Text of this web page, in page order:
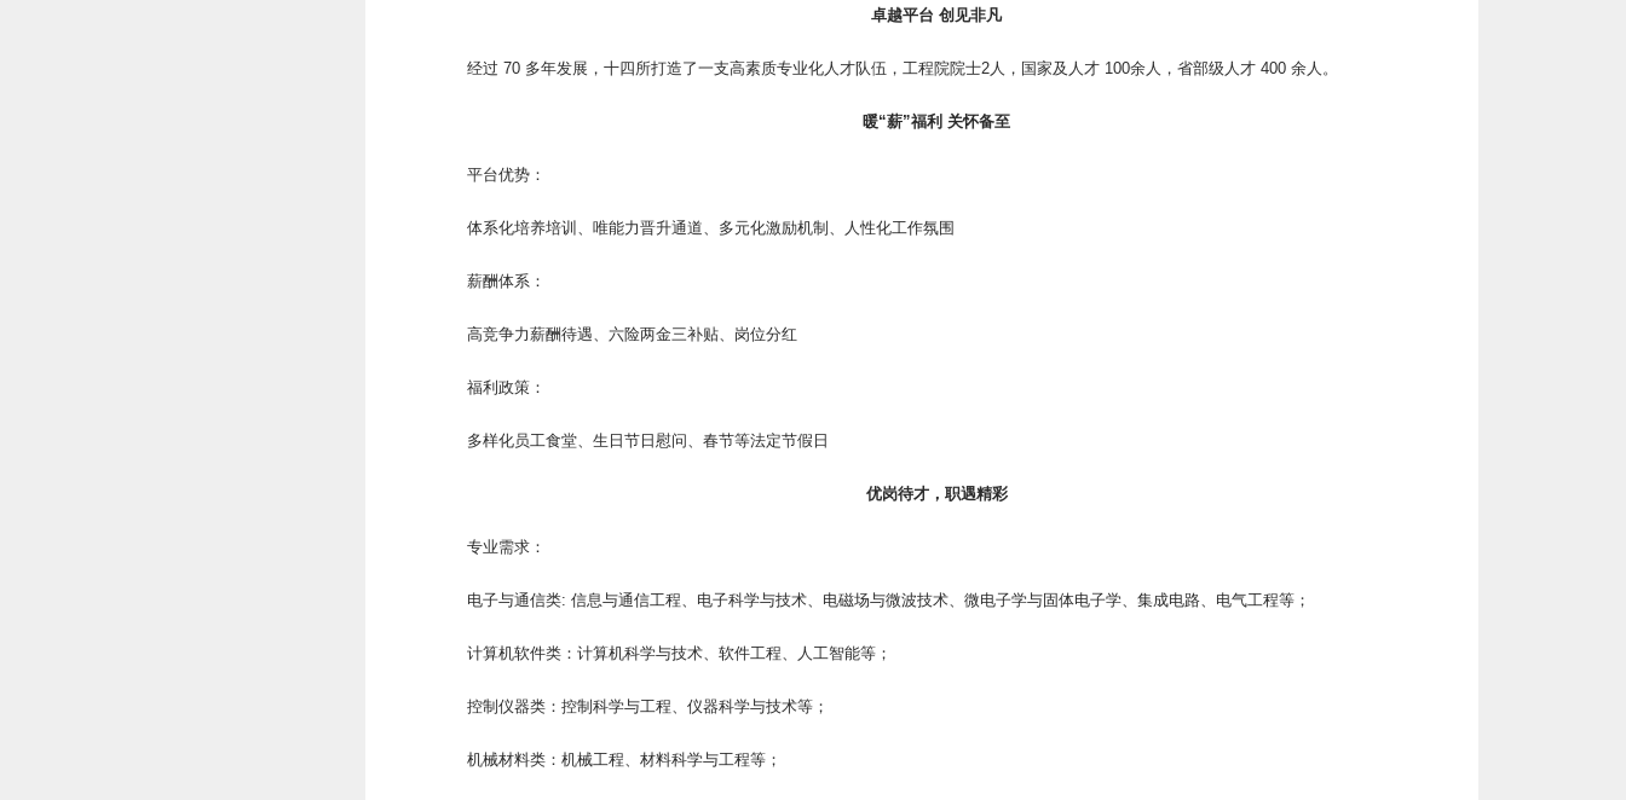
卓越平台 创见非凡
经过 70 多年发展，十四所打造了一支高素质专业化人才队伍，工程院院士2人，国家及人才 100余人，省部级人才 400 余人。
暖“薪”福利 关怀备至
平台优势：
体系化培养培训、唯能力晋升通道、多元化激励机制、人性化工作氛围
薪酬体系：
高竞争力薪酬待遇、六险两金三补贴、岗位分红
福利政策：
多样化员工食堂、生日节日慰问、春节等法定节假日
优岗待才，职遇精彩
专业需求：
电子与通信类: 信息与通信工程、电子科学与技术、电磁场与微波技术、微电子学与固体电子学、集成电路、电气工程等；
计算机软件类：计算机科学与技术、软件工程、人工智能等；
控制仪器类：控制科学与工程、仪器科学与技术等；
机械材料类：机械工程、材料科学与工程等；